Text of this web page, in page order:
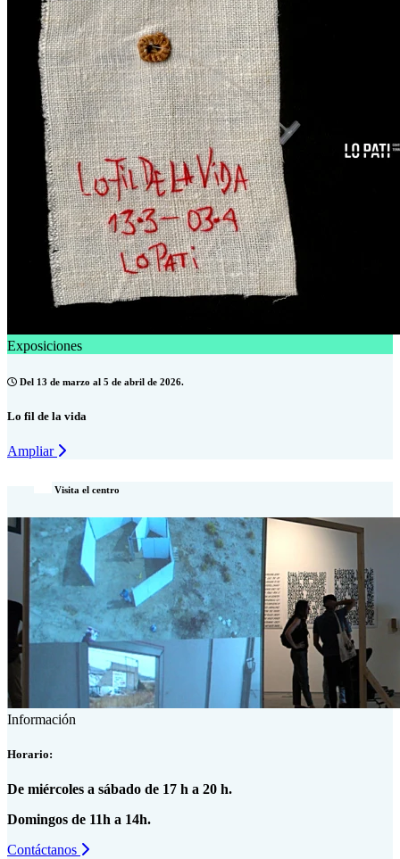
Exposiciones
Del 13 de marzo al 5 de abril de 2026.
Lo fil de la vida
Ampliar
Visita el centro
Información
Horario:
De miércoles a sábado de 17 h a 20 h.
Domingos de 11h a 14h.
Contáctanos